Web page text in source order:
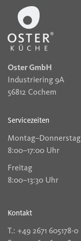
Oster GmbH
Industriering 9A
56812 Cochem
Servicezeiten
Montag–Donnerstag
8:00–17:00 Uhr
Freitag
8:00–13:30 Uhr
Kontakt
T.: +49 2671 605178-0